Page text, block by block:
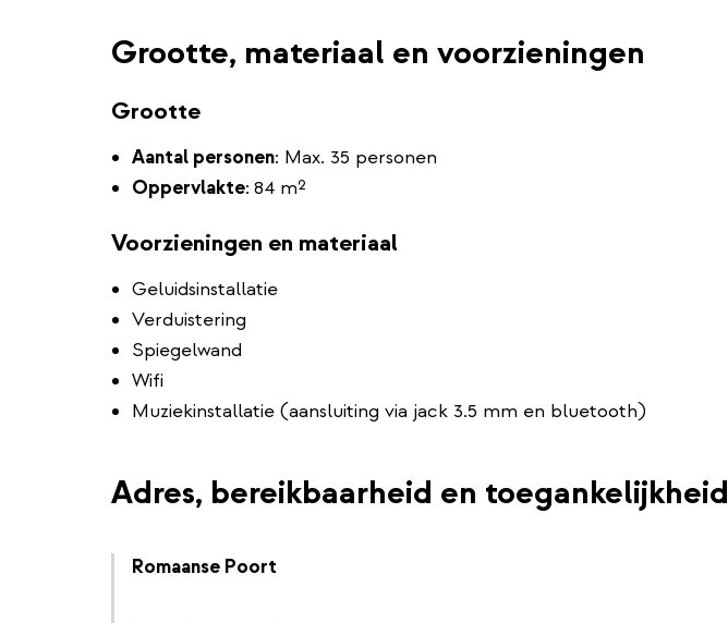
Grootte, materiaal en voorzieningen
Grootte
Aantal personen: Max. 35 personen
Oppervlakte: 84 m²
Voorzieningen en materiaal
Geluidsinstallatie
Verduistering
Spiegelwand
Wifi
Muziekinstallatie (aansluiting via jack 3.5 mm en bluetooth)
Adres, bereikbaarheid en toegankelijkheid
Romaanse Poort